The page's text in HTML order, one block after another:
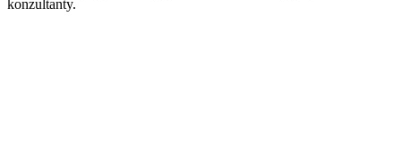
konzultanty.